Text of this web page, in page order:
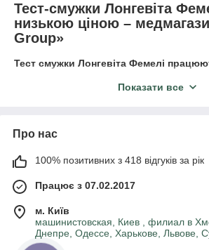
Тест-смужки Лонгевіта
низькою ціною –
Group»
Тест смужки Лонгевіта Фемелі
не поєднуються. ЛонгевітаФемелі
за невеликою вартістю в магазині
будь-який час, якщо замовити їх в
100 штук.
Що вміють тест-смужки
Лонгевіта Фемелі
Лонгевіта Фемелі тест смужки, як і
виробників, призначені для
Показати все
Про нас
100% позитивних з 418 відгуків за рік
Працює з 07.02.2017
м. Київ
машинистовская, Киев , филиал в
Днепре, Одессе, Харькове, Львове,